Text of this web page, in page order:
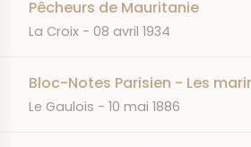
Pêcheurs de Mauritanie
JOURNAL
La Croix DATE
08 avril 1934
Bloc-Notes Parisien - Les
JOURNAL
Le Gaulois DATE
10 mai 1886